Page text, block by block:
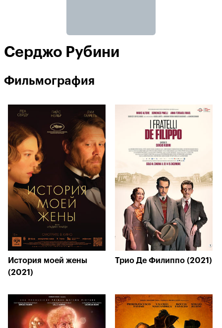
Серджо Рубини
Фильмография
История моей жены
(2021)
Трио Де Филиппо (2021)